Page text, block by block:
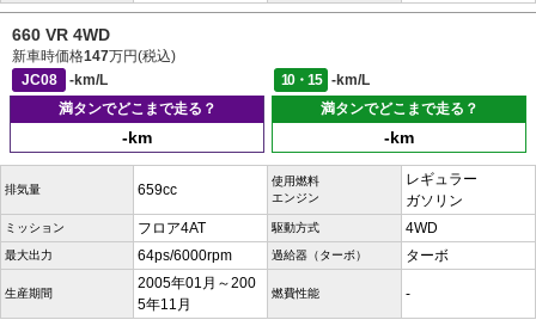
660 VR 4WD
新車時価格147万円(税込)
JC08
-km/L 10・15
-km/L
満タンでどこまで走る？
-km
満タンでどこまで走る？
-km
排気量 659cc
使用燃料
エンジン
レギュラー
ガソリン
ミッション フロア4AT 駆動方式 4WD
最大出力 64ps/6000rpm 過給器（ターボ） ターボ
生産期間
2005年01月～200
5年11月
燃費性能 -